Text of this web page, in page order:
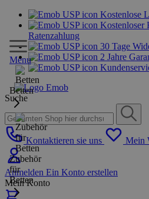
Kostenlose
Kostenloser
Ratenzahlung
30 Tage
2 Jahre
Suche
Kontaktieren sie uns Mein
Anmelden Ein Konto erstellen
Mein Konto
Menu
Betten
Zubehör
für
Betten